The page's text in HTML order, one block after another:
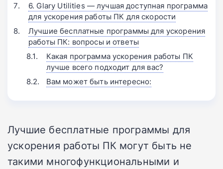
6. Glary Utilities — лучшая доступная программа
для ускорения работы ПК для скорости
Лучшие бесплатные программы для ускорения
работы ПК: вопросы и ответы
Какая программа ускорения работы ПК
лучше всего подходит для вас?
Вам может быть интересно:
Лучшие бесплатные программы для
ускорения работы ПК могут быть не
такими многофункциональными и